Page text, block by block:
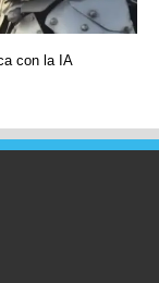
con la IA